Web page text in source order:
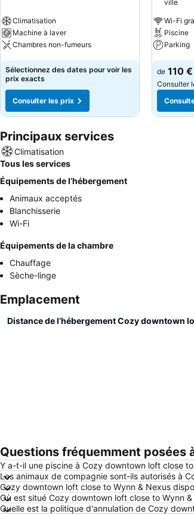
Climatisation
Machine à laver
Chambres non-fumeurs
Consulter les prix
Sélectionnez des dates pour voir les
prix exacts
Consulter les prix
ville
Wi-Fi
Piscine
Parking
de 110 €
Consulter
Principaux services
Climatisation
Tous les services
Équipements de l’hébergement
Animaux acceptés
Blanchisserie
Wi-Fi
Équipements de la chambre
Chauffage
Sèche-linge
Emplacement
Distance de l’hébergement Cozy downtown
Questions fréquemment posées
Y a-t-il une piscine à Cozy downtown loft close
Les animaux de compagnie sont-ils autorisés à
Cozy downtown loft close to Wynn & Nexus
Où est situé Cozy downtown loft close to Wynn &
Quelle est la politique d'annulation de Cozy